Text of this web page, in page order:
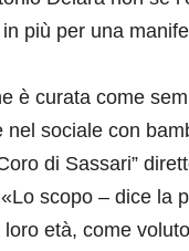
più per una
è curata come
nel sociale con
di Sassari”
scopo – dice la
loro età, come